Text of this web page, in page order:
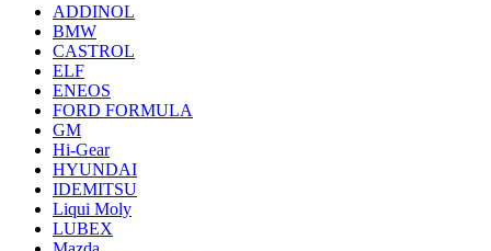
ADDINOL
BMW
CASTROL
ELF
ENEOS
FORD FORMULA
GM
Hi-Gear
HYUNDAI
IDEMITSU
Liqui Moly
LUBEX